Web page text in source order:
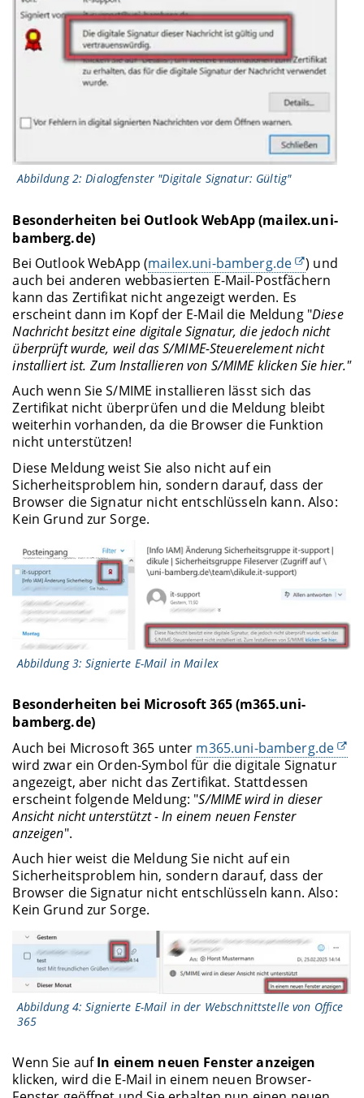
Abbildung 2: Dialogfenster "Digitale Signatur: Gültig"
Besonderheiten bei Outlook WebApp (mailex.uni-
bamberg.de)
Bei Outlook WebApp (mailex.uni-bamberg.de
) und
auch bei anderen webbasierten E-Mail-Postfächern
kann das Zertifikat nicht angezeigt werden. Es
erscheint dann im Kopf der E-Mail die Meldung "Diese
Nachricht besitzt eine digitale Signatur, die jedoch nicht
überprüft wurde, weil das S/MIME-Steuerelement nicht
installiert ist. Zum Installieren von S/MIME klicken Sie hier."
Auch wenn Sie S/MIME installieren lässt sich das
Zertifikat nicht überprüfen und die Meldung bleibt
weiterhin vorhanden, da die Browser die Funktion
nicht unterstützen!
Diese Meldung weist Sie also nicht auf ein
Sicherheitsproblem hin, sondern darauf, dass der
Browser die Signatur nicht entschlüsseln kann. Also:
Kein Grund zur Sorge.
Abbildung 3: Signierte E-Mail in Mailex
Besonderheiten bei Microsoft 365 (m365.uni-
bamberg.de)
Auch bei Microsoft 365 unter m365.uni-bamberg.de
wird zwar ein Orden-Symbol für die digitale Signatur
angezeigt, aber nicht das Zertifikat. Stattdessen
erscheint folgende Meldung: "S/MIME wird in dieser
Ansicht nicht unterstützt - In einem neuen Fenster
anzeigen".
Auch hier weist die Meldung Sie nicht auf ein
Sicherheitsproblem hin, sondern darauf, dass der
Browser die Signatur nicht entschlüsseln kann. Also:
Kein Grund zur Sorge.
Abbildung 4: Signierte E-Mail in der Webschnittstelle von Office
365
Wenn Sie aufIn einem neuen Fenster anzeigen
klicken, wird die E-Mail in einem neuen Browser-